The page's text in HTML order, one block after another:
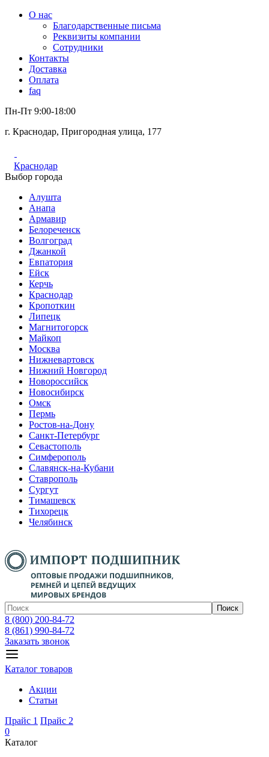
О нас
Благодарственные письма
Реквизиты компании
Сотрудники
Контакты
Доставка
Оплата
faq
Пн-Пт 9:00-18:00
г. Краснодар, Пригородная улица, 177
Краснодар
Выбор города
Алушта
Анапа
Армавир
Белореченск
Волгоград
Джанкой
Евпатория
Ейск
Керчь
Краснодар
Кропоткин
Липецк
Магнитогорск
Майкоп
Москва
Нижневартовск
Нижний Новгород
Новороссийск
Новосибирск
Омск
Пермь
Ростов-на-Дону
Санкт-Петербург
Севастополь
Симферополь
Славянск-на-Кубани
Ставрополь
Сургут
Тимашевск
Тихорецк
Челябинск
Поиск
8 (800) 200-84-72
8 (861) 990-84-72
Заказать звонок
Каталог товаров
Акции
Статьи
Прайс 1 Прайс 2
0
Каталог